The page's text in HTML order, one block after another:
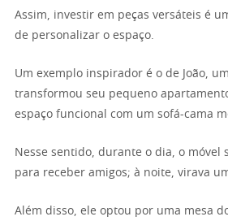
Assim, investir em peças versáteis é
de personalizar o espaço.
Um exemplo inspirador é o de João,
transformou seu pequeno
espaço funcional com um sofá-cama
Nesse sentido, durante o dia, o móvel
para receber amigos; à noite, virava
Além disso, ele optou por uma mesa